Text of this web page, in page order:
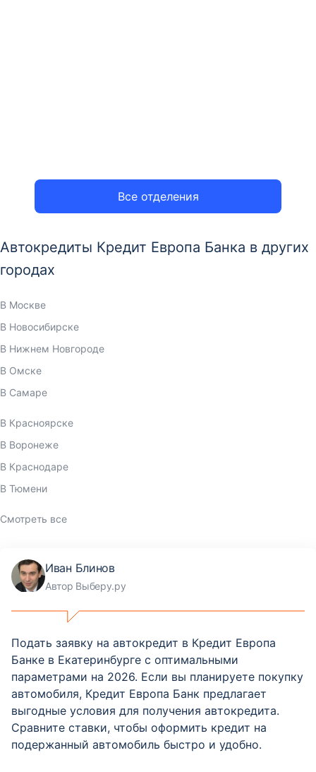
Все отделения
Автокредиты Кредит Европа Банка в других
городах
В Москве
В Новосибирске
В Нижнем Новгороде
В Омске
В Самаре
В Красноярске
В Воронеже
В Краснодаре
В Тюмени
Смотреть все
Иван Блинов
Автор Выберу.ру
Подать заявку на автокредит в Кредит Европа
Банке в Екатеринбурге с оптимальными
параметрами на 2026. Если вы планируете покупку
автомобиля, Кредит Европа Банк предлагает
выгодные условия для получения автокредита.
Сравните ставки, чтобы оформить кредит на
подержанный автомобиль быстро и удобно.